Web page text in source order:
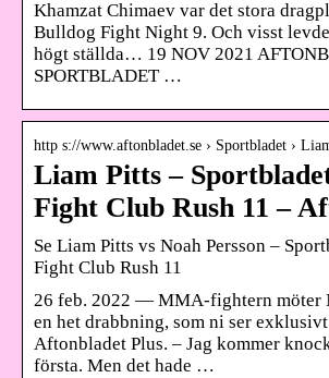
Khamzat Chimaev var det stora
Bulldog Fight Night 9. Och visst
högt ställda… 19 NOV 2021
SPORTBLADET …
http s://www.aftonbladet.se › Sportbladet ›
Liam Pitts –
Fight Club Rush 11 –
Se Liam Pitts vs Noah Persson –
Fight Club Rush 11
26 feb. 2022 — MMA-fightern möter
en het drabbning, som ni ser
Aftonbladet Plus. – Jag kommer
första. Men det hade …